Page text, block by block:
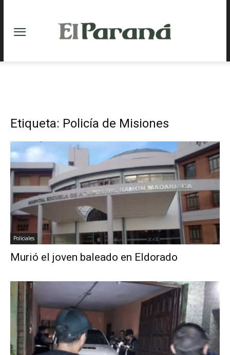
Etiqueta: Policía de Misiones
Policiales
Murió el joven baleado en Eldorado